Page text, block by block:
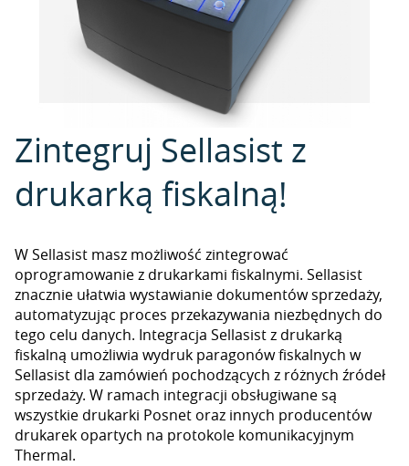
Zintegruj Sellasist z
drukarką fiskalną!
W Sellasist masz możliwość zintegrować
oprogramowanie z drukarkami fiskalnymi. Sellasist
znacznie ułatwia wystawianie dokumentów sprzedaży,
automatyzując proces przekazywania niezbędnych do
tego celu danych. Integracja Sellasist z drukarką
fiskalną umożliwia wydruk paragonów fiskalnych w
Sellasist dla zamówień pochodzących z różnych źródeł
sprzedaży. W ramach integracji obsługiwane są
wszystkie drukarki Posnet oraz innych producentów
drukarek opartych na protokole komunikacyjnym
Thermal.